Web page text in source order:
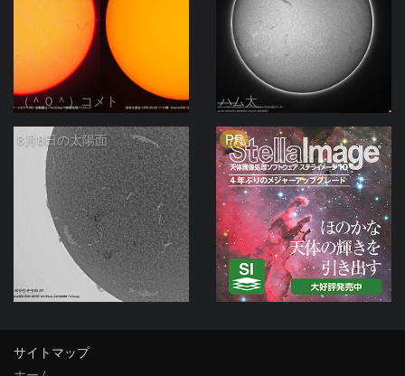
（＾０＾）コメト ハム太
8月8日の太陽面
ta-o
PR
サイトマップ